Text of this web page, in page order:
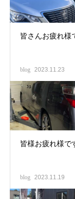
皆さんお疲れ様
blog 2023.11.23
皆様お疲れ様で
blog 2023.11.19